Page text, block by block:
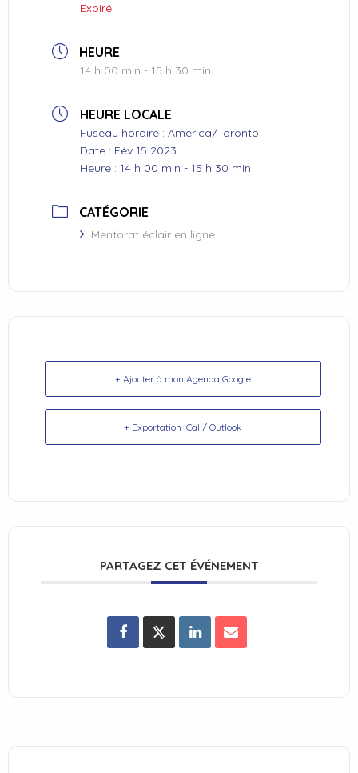
Expiré!
HEURE
14 h 00 min - 15 h 30 min
HEURE LOCALE
Fuseau horaire : America/Toronto
Date : Fév 15 2023
Heure : 14 h 00 min - 15 h 30 min
CATÉGORIE
Mentorat éclair en ligne
+ Ajouter à mon Agenda Google
+ Exportation iCal / Outlook
PARTAGEZ CET ÉVÉNEMENT